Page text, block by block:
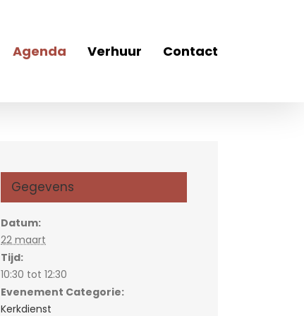
Agenda Verhuur Contact
Gegevens
Datum:
22 maart
Tijd:
10:30 tot 12:30
Evenement Categorie:
Kerkdienst